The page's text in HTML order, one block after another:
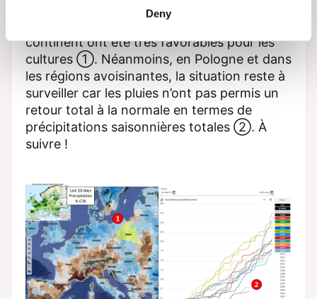
Deny
continent ont été très favorables pour les
cultures ①. Néanmoins, en Pologne et dans
les régions avoisinantes, la situation reste à
surveiller car les pluies n’ont pas permis un
retour total à la normale en termes de
précipitations saisonnières totales ②. À
suivre !